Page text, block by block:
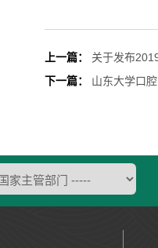
上一篇：
关于发布
下一篇：
山东大学口